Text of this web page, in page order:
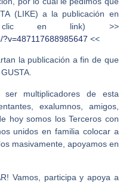
(LIKE) a la publicación en
en link) >>
<<
la publicación a fin de que
multiplicadores de esta
exalumnos, amigos,
hoy somos los Terceros con
unidos en familia colocar a
masivamente, apoyamos en
Vamos, participa y apoya a